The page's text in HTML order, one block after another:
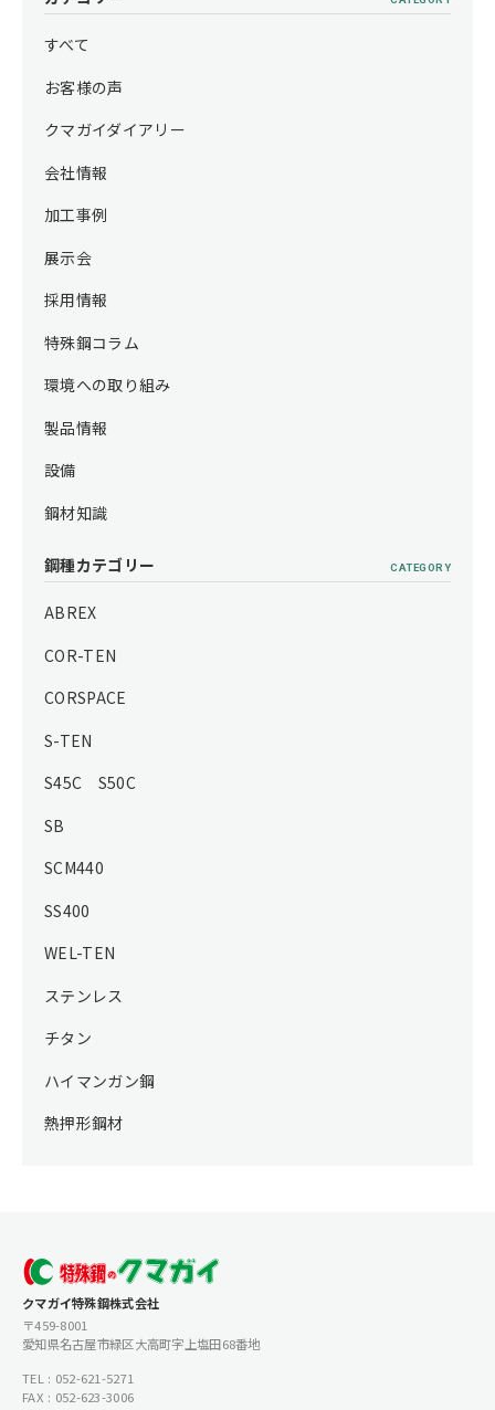
すべて
お客様の声
クマガイダイアリー
会社情報
加工事例
展示会
採用情報
特殊鋼コラム
環境への取り組み
製品情報
設備
鋼材知識
鋼種カテゴリー CATEGORY
ABREX
COR-TEN
CORSPACE
S-TEN
S45C S50C
SB
SCM440
SS400
WEL-TEN
ステンレス
チタン
ハイマンガン鋼
熱押形鋼材
クマガイ特殊鋼株式会社
〒459-8001
愛知県名古屋市緑区大高町字上塩田68番地
TEL : 052-621-5271
FAX : 052-623-3006